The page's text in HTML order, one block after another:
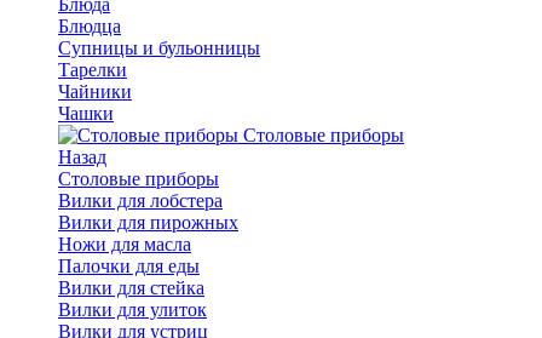
Блюдца
Супницы и бульонницы
Тарелки
Чайники
Чашки
Cтоловые приборы
Назад
Cтоловые приборы
Вилки для лобстера
Вилки для пирожных
Ножи для масла
Палочки для еды
Вилки для стейка
Вилки для улиток
Вилки для устриц